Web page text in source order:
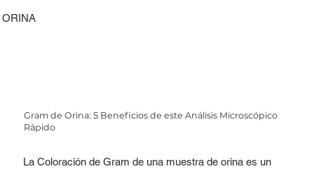
ORINA
Gram de Orina: 5 Beneficios de este Análisis Microscópico
Rápido
La Coloración de Gram de una muestra de orina es un